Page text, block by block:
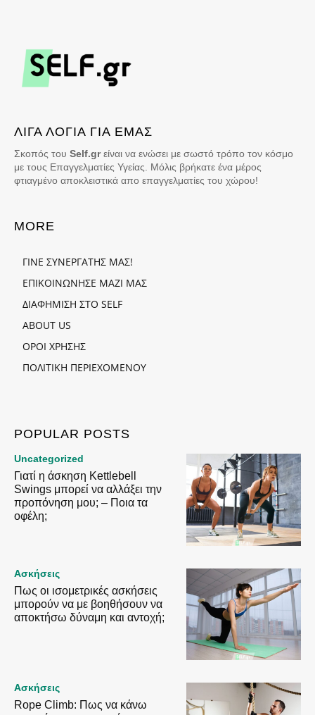
ΛΙΓΑ ΛΟΓΙΑ ΓΙΑ ΕΜΑΣ
Σκοπός του Self.grείναι να ενώσει με σωστό τρόπο τον κόσμο
με τους Επαγγελματίες Υγείας. Μόλις βρήκατε ένα μέρος
φτιαγμένο αποκλειστικά απο επαγγελματίες του χώρου!
MORE
ΓΙΝΕ ΣΥΝΕΡΓΑΤΗΣ ΜΑΣ!
ΕΠΙΚΟΙΝΩΝΗΣΕ ΜΑΖΙ ΜΑΣ
ΔΙΑΦΗΜΙΣΗ ΣΤΟ SELF
ABOUT US
ΟΡΟΙ ΧΡΗΣΗΣ
ΠΟΛΙΤΙΚΗ ΠΕΡΙΕΧΟΜΕΝΟΥ
POPULAR POSTS
Uncategorized
Γιατί η άσκηση Kettlebell
Swings μπορεί να αλλάξει την
προπόνηση μου; – Ποια τα
οφέλη;
Ασκήσεις
Πως οι ισομετρικές ασκήσεις
μπορούν να με βοηθήσουν να
αποκτήσω δύναμη και αντοχή;
Ασκήσεις
Rope Climb: Πως να κάνω